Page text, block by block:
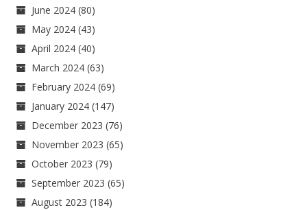
June 2024 (80)
May 2024 (43)
April 2024 (40)
March 2024 (63)
February 2024 (69)
January 2024 (147)
December 2023 (76)
November 2023 (65)
October 2023 (79)
September 2023 (65)
August 2023 (184)